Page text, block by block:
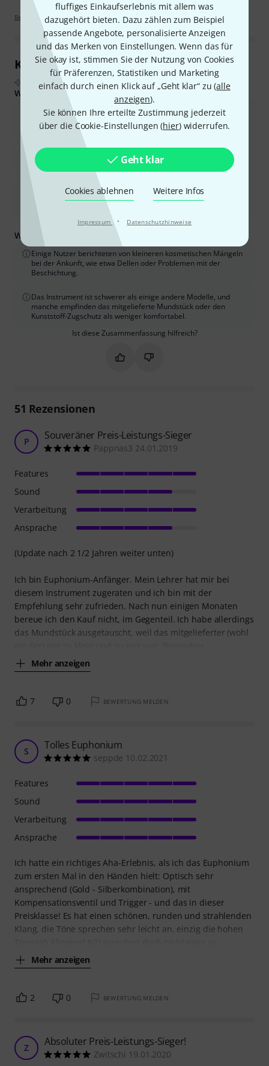
fluffiges Einkaufserlebnis mit allem was
dazugehört bieten. Dazu zählen zum Beispiel
passende Angebote, personalisierte Anzeigen
und das Merken von Einstellungen. Wenn das für
Sie okay ist, stimmen Sie der Nutzung von Cookies
für Präferenzen, Statistiken und Marketing
einfach durch einen Klick auf „Geht klar“ zu (alle
anzeigen).
Sie können Ihre erteilte Zustimmung jederzeit
über die Cookie-Einstellungen (hier) widerrufen.
Geht klar
Cookies ablehnen Weitere Infos
Impressum · Datenschutzhinweise
Bewertungsrichtlinien
Kundenrezensionen im Überblick
Aus echten Käuferbewertungen, zusammengefasst durch KI
Was Käufern gefiel:
Das Instrument bietet eine hervorragende Klangqualität mit
einem satten, warmen Ton und guter Projektion über den
gesamten Tonumfang.
Es bietet ein hervorragendes Preis-Leistungs-Verhältnis und
kann oft mit deutlich teureren Profimodellen mithalten.
Das vollständig kompensierte System und der Trigger für den
Hauptstimmzug tragen zu einer stabilen und zuverlässigen
Was Sie außerdem wissen sollten:
Einige Nutzer berichteten von kleineren kosmetischen Mängeln
bei der Ankunft, wie etwa Dellen oder Problemen mit der
Beschichtung.
Das Instrument ist schwerer als einige andere Modelle, und
manche empfinden das mitgelieferte Mundstück oder den
Kunststoff-Zugschutz als weniger komfortabel.
Ist diese Zusammenfassung hilfreich?
Markieren Sie diese
Markieren Sie diese
51 Rezensionen
P Souveräner Preis-Leistungs-Sieger
Pappnas3 24.01.2019
(Update nach 2 1/2 Jahren weiter unten)
Ich bin Euphonium-Anfänger. Mein Lehrer hat mir bei
diesem Instrument zugeraten und ich bin mit der
Empfehlung sehr zufrieden. Nach nun einigen Monaten
bereue ich den Kauf nicht, im Gegenteil. Ich habe allerdings
das Mundstück ausgetauscht, weil das mitgelieferter (wohl
Mehr anzeigen
Features
Sound
Verarbeitung
Ansprache
7 0 BEWERTUNG MELDEN
S Tolles Euphonium
seppde 10.02.2021
Ich hatte ein richtiges Aha-Erlebnis, als ich das Euphonium
zum ersten Mal in den Händen hielt: Optisch sehr
ansprechend (Gold - Silberkombination), mit
Kompensationsventil und Trigger - und das in dieser
Preisklasse! Es hat einen schönen, runden und strahlenden
Klang, die Töne sprechen sehr leicht an, einzig die hohen
Mehr anzeigen
Features
Sound
Verarbeitung
Ansprache
2 0 BEWERTUNG MELDEN
Z Absoluter Preis-Leistungs-Sieger!
Zwitschi 19.01.2020